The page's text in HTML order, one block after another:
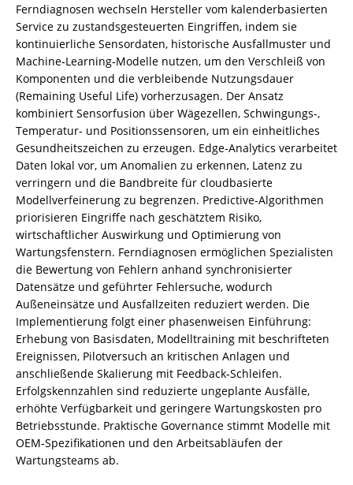
Ferndiagnosen wechseln Hersteller vom kalenderbasierten
Service zu zustandsgesteuerten Eingriffen, indem sie
kontinuierliche Sensordaten, historische Ausfallmuster und
Machine‑Learning‑Modelle nutzen, um den Verschleiß von
Komponenten und die verbleibende Nutzungsdauer
(Remaining Useful Life) vorherzusagen. Der Ansatz
kombiniert Sensorfusion über Wägezellen, Schwingungs-,
Temperatur‑ und Positionssensoren, um ein einheitliches
Gesundheitszeichen zu erzeugen. Edge‑Analytics verarbeitet
Daten lokal vor, um Anomalien zu erkennen, Latenz zu
verringern und die Bandbreite für cloudbasierte
Modellverfeinerung zu begrenzen. Predictive‑Algorithmen
priorisieren Eingriffe nach geschätztem Risiko,
wirtschaftlicher Auswirkung und Optimierung von
Wartungsfenstern. Ferndiagnosen ermöglichen Spezialisten
die Bewertung von Fehlern anhand synchronisierter
Datensätze und geführter Fehlersuche, wodurch
Außeneinsätze und Ausfallzeiten reduziert werden. Die
Implementierung folgt einer phasenweisen Einführung:
Erhebung von Basisdaten, Modelltraining mit beschrifteten
Ereignissen, Pilotversuch an kritischen Anlagen und
anschließende Skalierung mit Feedback‑Schleifen.
Erfolgskennzahlen sind reduzierte ungeplante Ausfälle,
erhöhte Verfügbarkeit und geringere Wartungskosten pro
Betriebsstunde. Praktische Governance stimmt Modelle mit
OEM‑Spezifikationen und den Arbeitsabläufen der
Wartungsteams ab.